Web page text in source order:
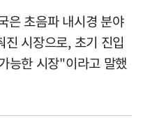
은 초음파 내시경 분야
시장으로, 초기 진입
능한 시장"이라고 말했